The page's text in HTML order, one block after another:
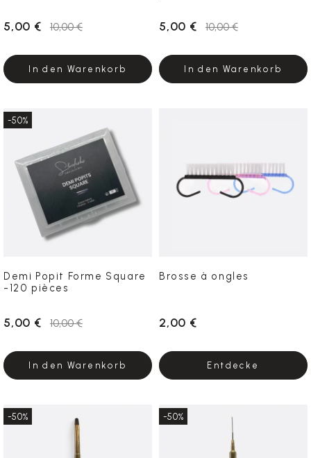
5,00 € 10,00 €
In den Warenkorb
5,00 € 10,00 €
In den Warenkorb
Demi Popit Forme Square
-120 pièces
5,00 € 10,00 €
In den Warenkorb
-50%
Brosse à ongles
2,00 €
Entdecke
-50% -50%